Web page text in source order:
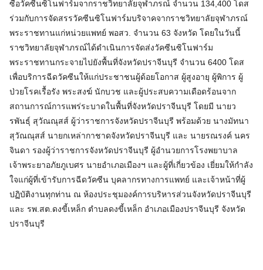
ซื้อวัคซีนซิโนฟาร์มจากราชวิทยาลัยจุฬาภรณ์ จำนวน 134,400 โดส
ร่วมกับการจัดสรรวัคซีนซิโนฟาร์มบริจาคจากราชวิทยาลัยจุฬาภรณ์
พระราชทานแก่หน่วยแพทย์ พอสว. จำนวน 63 จังหวัด โดยในวันนี้
ราชวิทยาลัยจุฬาภรณ์ได้ดำเนินการจัดส่งวัคซีนซิโนฟาร์ม
พระราชทานกระจายไปยังพื้นที่จังหวัดปราจีนบุรี จำนวน 6400 โดส
เพื่อบริการฉีดวัคซีนให้แก่ประชาชนผู้ด้อยโอกาส ผู้สูงอายุ ผู้พิการ ผู้
ป่วยโรคเรื้อรัง พระสงฆ์ นักบวช และผู้ประสบความเดือดร้อนจาก
สถานการณ์การแพร่ระบาดในพื้นที่จังหวัดปราจีนบุรี โดยมี นายว
รพันธุ์ สุวัณณุสส์ ผู้ว่าราชการจังหวัดปราจีนบุรี พร้อมด้วย นางมัทนา
สุวัณณุสส์ นายกเหล่ากาชาดจังหวัดปราจีนบุรี และ นายรณรงค์ นคร
จินดา รองผู้ว่าราชการจังหวัดปราจีนบุรี ผู้อำนวยการโรงพยาบาล
เจ้าพระยาอภัยภูเบศร นายอำเภอเมืองฯ และผู้ที่เกี่ยวข้อง เยี่ยมให้กำลัง
ใจแก่ผู้ที่เข้ารับการฉีดวัคซีน บุคลากรทางการแพทย์ และเจ้าหน้าที่ผู้
ปฏิบัติงานทุกท่าน ณ ห้องประชุมองค์การบริหารส่วนจังหวัดปราจีนบุรี
และ รพ.สต.ดงขี้เหล็ก ตำบลดงขี้เหล็ก อำเภอเมืองปราจีนบุรี จังหวัด
ปราจีนบุรี